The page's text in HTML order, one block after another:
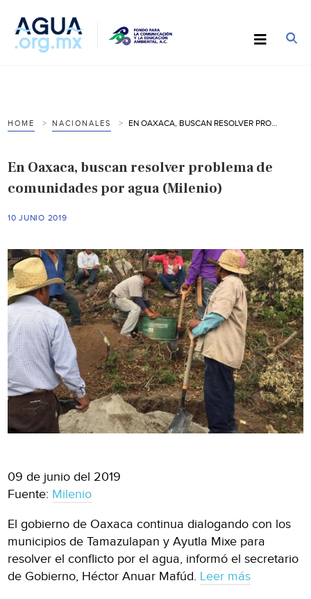
HOME NACIONALES
En Oaxaca, buscan resolver problema de
comunidades por agua (Milenio)
10 JUNIO 2019
09 de junio del 2019
Fuente: Milenio
El gobierno de Oaxaca continua dialogando con los
municipios de Tamazulapan y Ayutla Mixe para
resolver el conflicto por el agua, informó el secretario
de Gobierno, Héctor Anuar Mafúd. Leer más